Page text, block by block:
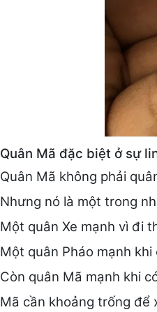
Quân Mã đặc biệt ở sự
Quân Mã không phải
Nhưng nó là một trong
Một quân Xe mạnh vì đi
Một quân Pháo mạnh khi
Còn quân Mã mạnh khi
Mã cần khoảng trống để